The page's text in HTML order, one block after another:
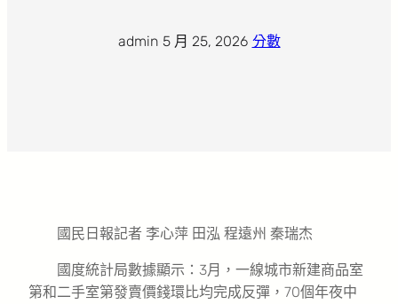
admin· 5 月 25, 2026· 分數
國民日報記者 李心萍 田泓 程遠州 秦瑞杰
國度統計局數據顯示：3月，一線城市新建商品室
第和二手室第發賣價錢環比均完成反彈，70個年夜中